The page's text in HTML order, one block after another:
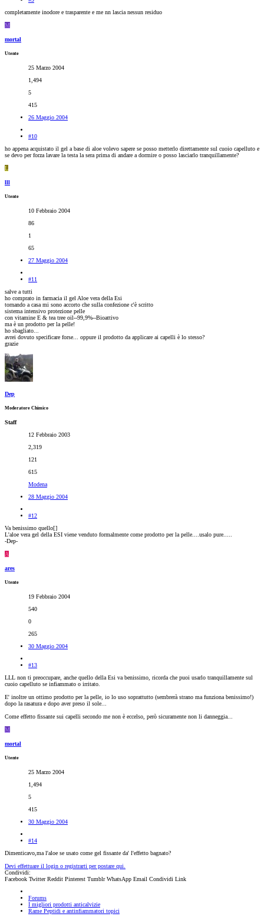
completamente inodore e trasparente e me nn lascia nessun residuo
M
mortal
Utente
25 Marzo 2004
1,494
5
415
26 Maggio 2004
#10
ho appena acquistato il gel a base di aloe volevo sapere se posso metterlo direttamente sul cuoio capelluto e
se devo per forza lavare la testa la sera prima di andare a dormire o posso lasciarlo tranquillamente?
L
lll
Utente
10 Febbraio 2004
86
1
65
27 Maggio 2004
#11
salve a tutti
ho comprato in farmacia il gel Aloe vera della Esi
tornando a casa mi sono accorto che sulla confezione c'è scritto
sistema intensivo protezione pelle
con vitamine E & tea tree oil--99,9%--Bioattivo
ma è un prodotto per la pelle!
ho sbagliato...
avrei dovuto specificare forse... oppure il prodotto da applicare ai capelli è lo stesso?
grazie
Dep
Moderatore Chimico
Staff
12 Febbraio 2003
2,319
121
615
Modena
28 Maggio 2004
#12
Va benissimo quello[]
L'aloe vera gel della ESI viene venduto formalmente come prodotto per la pelle....usalo pure.....
-Dep-
A
ares
Utente
19 Febbraio 2004
540
0
265
30 Maggio 2004
#13
LLL non ti preoccupare, anche quello della Esi va benissimo, ricorda che puoi usarlo tranquillamente sul
cuoio capelluto se infiammato o irritato.
E' inoltre un ottimo prodotto per la pelle, io lo uso soprattutto (sembrerà strano ma funziona benissimo!)
dopo la rasatura e dopo aver preso il sole...
Come effetto fissante sui capelli secondo me non è eccelso, però sicuramente non li danneggia...
M
mortal
Utente
25 Marzo 2004
1,494
5
415
30 Maggio 2004
#14
Dimenticavo,ma l'aloe se usato come gel fissante da' l'effetto bagnato?
Devi effettuare il login o registrarti per postare qui.
Condividi:
Facebook Twitter Reddit Pinterest Tumblr WhatsApp Email Condividi Link
Forums
I migliori prodotti anticalvizie
Rame Peptidi e antinfiammatori topici